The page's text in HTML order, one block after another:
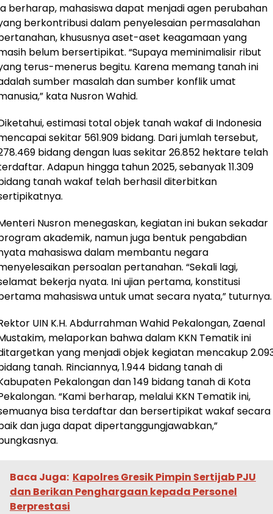
berharap, mahasiswa dapat menjadi agen perubahan
berkontribusi dalam penyelesaian permasalahan
khususnya aset-aset keagamaan yang
belum bersertipikat. “Supaya meminimalisir ribut
terus-menerus begitu. Karena memang tanah ini
sumber masalah dan sumber konflik umat
kata Nusron Wahid.
estimasi total objek tanah wakaf di Indonesia
sekitar 561.909 bidang. Dari jumlah tersebut,
bidang dengan luas sekitar 26.852 hektare telah
Adapun hingga tahun 2025, sebanyak 11.309
tanah wakaf telah berhasil diterbitkan
Nusron menegaskan, kegiatan ini bukan sekadar
akademik, namun juga bentuk pengabdian
mahasiswa dalam membantu negara
persoalan pertanahan. “Sekali lagi,
bekerja nyata. Ini ujian pertama, konstitusi
mahasiswa untuk umat secara nyata,” tuturnya.
UIN K.H. Abdurrahman Wahid Pekalongan, Zaenal
melaporkan bahwa dalam KKN Tematik ini
yang menjadi objek kegiatan mencakup
tanah. Rinciannya, 1.944 bidang tanah di
Pekalongan dan 149 bidang tanah di Kota
“Kami berharap, melalui KKN Tematik ini,
bisa terdaftar dan bersertipikat wakaf secara
dan juga dapat dipertanggungjawabkan,”
Baca Juga: Kapolres Gresik Pimpin Sertijab PJU
dan Berikan Penghargaan kepada Personel
Berprestasi